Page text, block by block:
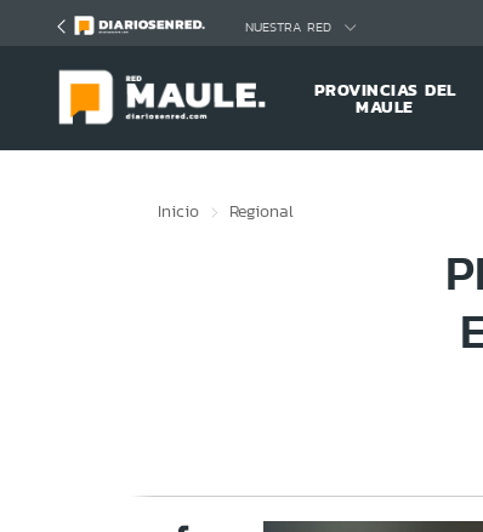
NUESTRA RED
PROVINCIAS DEL
MAULE
Inicio Regional